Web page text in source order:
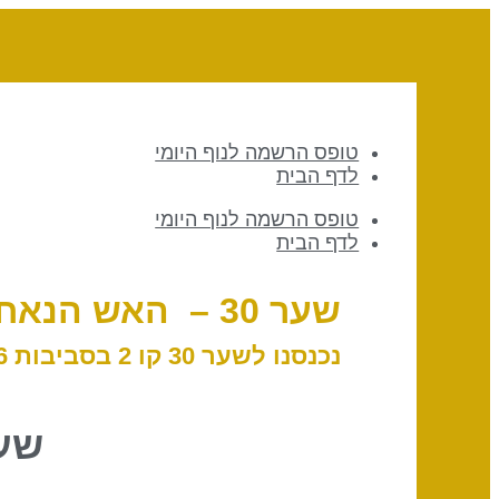
טופס הרשמה לנוף היומי
לדף הבית
טופס הרשמה לנוף היומי
לדף הבית
שער 30 – האש הנאחזת // קו 2 – פרגמטיות
נכנסנו לשער 30 קו 2 בסביבות 02:46 לפי שעון ישראל, 14 בפברואר, 2025